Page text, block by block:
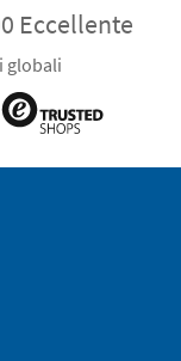
Eccellente
globali